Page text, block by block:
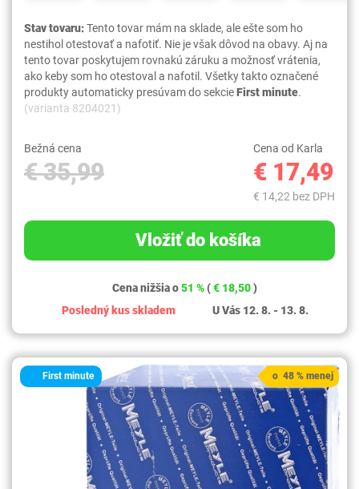
Stav tovaru:Tento tovar mám na sklade, ale ešte som ho
nestihol otestovať a nafotiť. Nie je však dôvod na obavy. Aj na
tento tovar poskytujem rovnakú záruku a možnosť vrátenia,
ako keby som ho otestoval a nafotil. Všetky takto označené
produkty automaticky presúvam do sekcieFirst minute.
(varianta 8204021)
Bežná cena
€ 35,99
Cena od Karla
€ 17,49
€ 14,22 bez DPH
Vložiť do košíka
Cena nižšia o51 % (€ 18,50)
Posledný kus skladem
U Vás 12. 8. - 13. 8.
First minute o 48 % menej